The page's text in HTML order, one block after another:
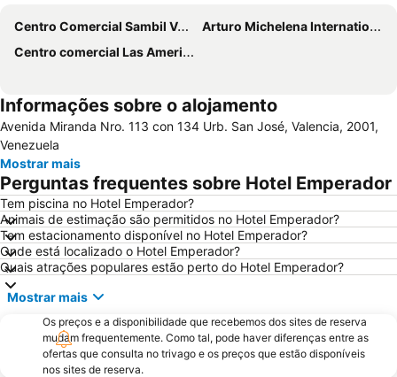
Centro Comercial Sambil Valencia
Arturo Michelena International Airport
Centro comercial Las Americas
Informações sobre o alojamento
Avenida Miranda Nro. 113 con 134 Urb. San José, Valencia, 2001,
Venezuela
Mostrar mais
Perguntas frequentes sobre Hotel Emperador
Tem piscina no Hotel Emperador?
Animais de estimação são permitidos no Hotel Emperador?
Tem estacionamento disponível no Hotel Emperador?
Onde está localizado o Hotel Emperador?
Quais atrações populares estão perto do Hotel Emperador?
Mostrar mais
Os preços e a disponibilidade que recebemos dos sites de reserva
mudam frequentemente. Como tal, pode haver diferenças entre as
ofertas que consulta no trivago e os preços que estão disponíveis
nos sites de reserva.